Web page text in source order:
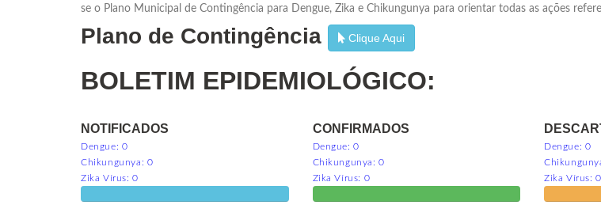
se o Plano Municipal de Contingência para Dengue, Zika e Chikungunya para orientar todas as ações
Plano de Contingência Clique Aqui
BOLETIM EPIDEMIOLÓGICO:
NOTIFICADOS
Dengue: 0
Chikungunya: 0
Zika Vírus: 0
CONFIRMADOS
Dengue: 0
Chikungunya: 0
Zika Vírus: 0
Dengue: 0
Zika Vírus: 0